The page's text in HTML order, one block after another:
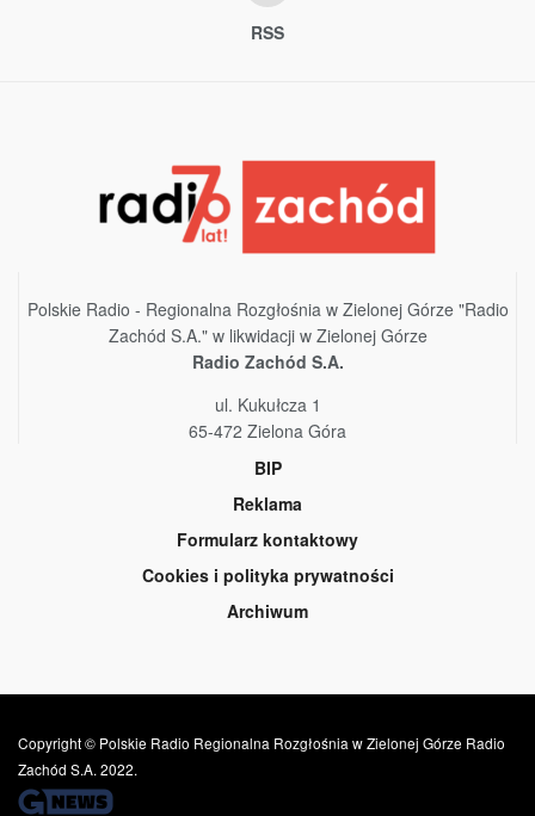
RSS
Polskie Radio - Regionalna Rozgłośnia w Zielonej Górze "Radio
Zachód S.A." w likwidacji w Zielonej Górze
Radio Zachód S.A.
ul. Kukułcza 1
65-472 Zielona Góra
BIP
Reklama
Formularz kontaktowy
Cookies i polityka prywatności
Archiwum
Copyright © Polskie Radio Regionalna Rozgłośnia w Zielonej Górze Radio
Zachód S.A. 2022.